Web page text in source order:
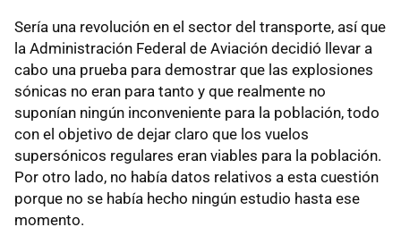
Sería una revolución en el sector del transporte, así que
la Administración Federal de Aviación decidió llevar a
cabo una prueba para demostrar que las explosiones
sónicas no eran para tanto y que realmente no
suponían ningún inconveniente para la población, todo
con el objetivo de dejar claro que los vuelos
supersónicos regulares eran viables para la población.
Por otro lado, no había datos relativos a esta cuestión
porque no se había hecho ningún estudio hasta ese
momento.